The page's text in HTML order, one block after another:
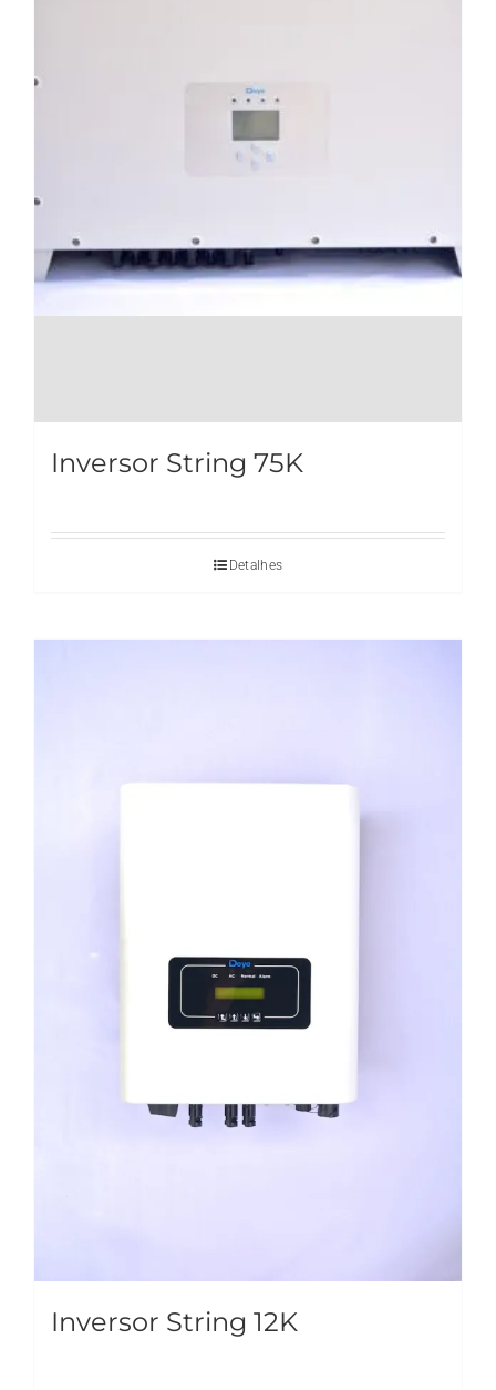
Inversor String 75K
Detalhes
Inversor String 12K